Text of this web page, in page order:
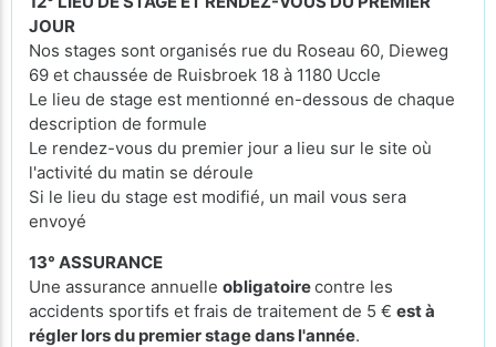
JOUR
Nos stages sont organisés rue du Roseau 60, Dieweg
69 et chaussée de Ruisbroek 18 à 1180 Uccle
Le lieu de stage est mentionné en-dessous de chaque
description de formule
Le rendez-vous du premier jour a lieu sur le site où
l'activité du matin se déroule
Si le lieu du stage est modifié, un mail vous sera
envoyé
13° ASSURANCE
Une assurance annuelle obligatoirecontre les
accidents sportifs et frais de traitement de 5 € est à
régler lors du premier stage dans l'année.